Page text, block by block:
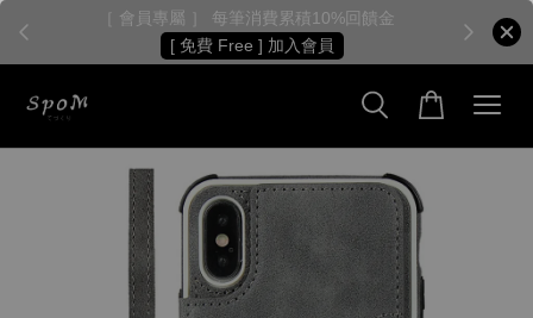
［ 會員專屬 ］ 每筆消費累積10%回饋金
[ 免費 Free ] 加入會員